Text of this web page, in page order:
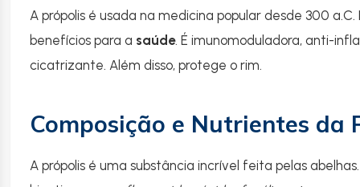
A própolis é usada na medicina popular desde 300
benefícios para a saúde. É imunomoduladora, anti-
cicatrizante. Além disso, protege o rim.
Composição e Nutrientes da
A própolis é uma substância incrível feita pelas